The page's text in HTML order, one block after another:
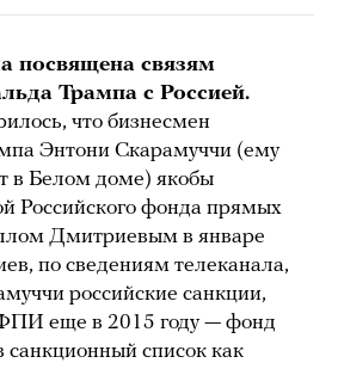
посвящена связям
Трампа с Россией.
что бизнесмен
Энтони Скарамуччи (ему
в Белом доме) якобы
Российского фонда прямых
Дмитриевым в январе
по сведениям телеканала,
российские санкции,
еще в 2015 году — фонд
санкционный список как